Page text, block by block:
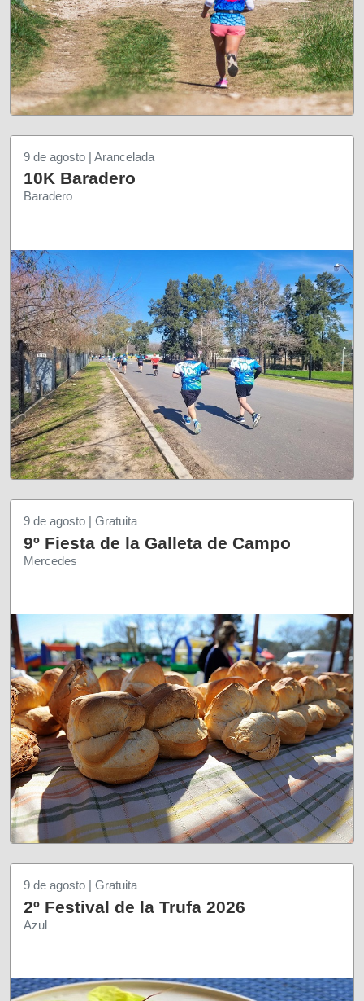
9 de agosto | Arancelada
10K Baradero
Baradero
9 de agosto | Gratuita
9º Fiesta de la Galleta de Campo
Mercedes
9 de agosto | Gratuita
2º Festival de la Trufa 2026
Azul